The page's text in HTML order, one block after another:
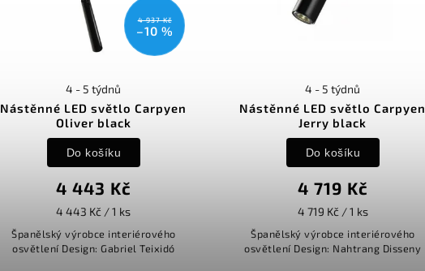
4 937 Kč
–10 %
Nástěnné LED světlo Carpyen
Oliver black
4 - 5 týdnů
4 443 Kč
4 443 Kč / 1 ks
Do košíku
Španělský výrobce interiérového
osvětlení Design: Gabriel Teixidó
Nástěnné LED světlo Carpyen
Jerry black
4 - 5 týdnů
4 719 Kč
4 719 Kč / 1 ks
Do košíku
Španělský výrobce interiérového
osvětlení Design: Nahtrang Disseny